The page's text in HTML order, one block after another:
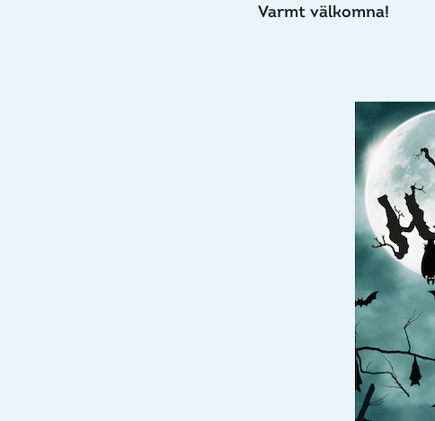
Varmt välkomna!